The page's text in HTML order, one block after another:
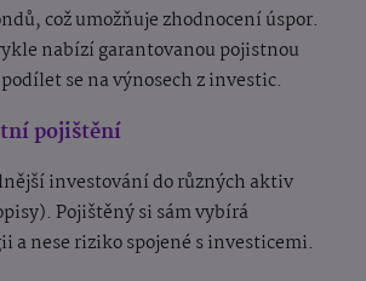
což umožňuje zhodnocení úspor.
nabízí garantovanou pojistnou
se na výnosech z investic.
pojištění
investování do různých aktiv
Pojištěný si sám vybírá
a nese riziko spojené s investicemi.